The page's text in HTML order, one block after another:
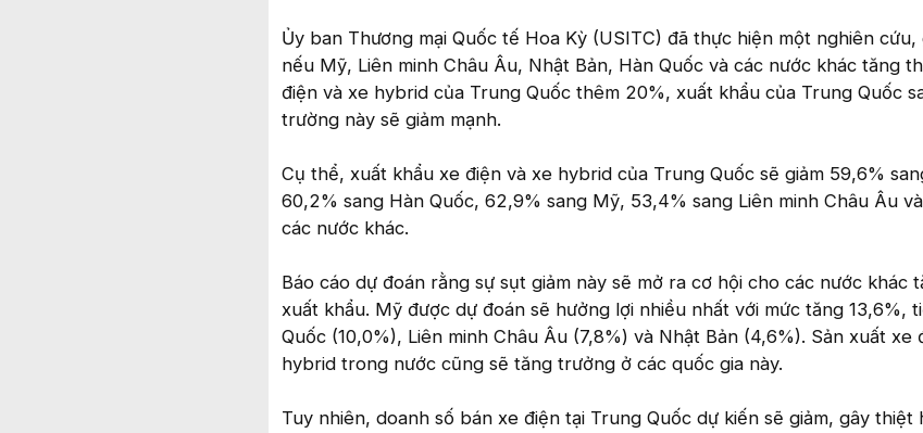
Ủy ban Thương mại Quốc tế Hoa Kỳ (USITC) đã thực hiện một nghiên cứu,
nếu Mỹ, Liên minh Châu Âu, Nhật Bản, Hàn Quốc và các nước khác tăng
điện và xe hybrid của Trung Quốc thêm 20%, xuất khẩu của Trung Quốc
trường này sẽ giảm mạnh.
Cụ thể, xuất khẩu xe điện và xe hybrid của Trung Quốc sẽ giảm 59,6%
60,2% sang Hàn Quốc, 62,9% sang Mỹ, 53,4% sang Liên minh Châu Âu
các nước khác.
Báo cáo dự đoán rằng sự sụt giảm này sẽ mở ra cơ hội cho các nước khác
xuất khẩu. Mỹ được dự đoán sẽ hưởng lợi nhiều nhất với mức tăng 13,6%,
Quốc (10,0%), Liên minh Châu Âu (7,8%) và Nhật Bản (4,6%). Sản xuất xe
hybrid trong nước cũng sẽ tăng trưởng ở các quốc gia này.
Tuy nhiên, doanh số bán xe điện tại Trung Quốc dự kiến sẽ giảm, gây thiệt